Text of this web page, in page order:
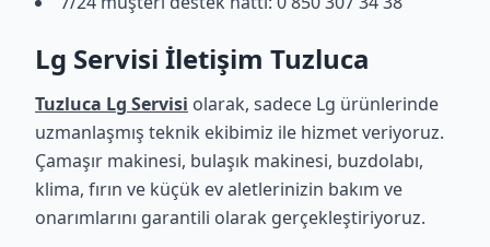
Lg Servisi İletişim Tuzluca
Tuzluca Lg Servisi olarak, sadece Lg ürünlerinde
uzmanlaşmış teknik ekibimiz ile hizmet veriyoruz.
Çamaşır makinesi, bulaşık makinesi, buzdolabı,
klima, fırın ve küçük ev aletlerinizin bakım ve
onarımlarını garantili olarak gerçekleştiriyoruz.